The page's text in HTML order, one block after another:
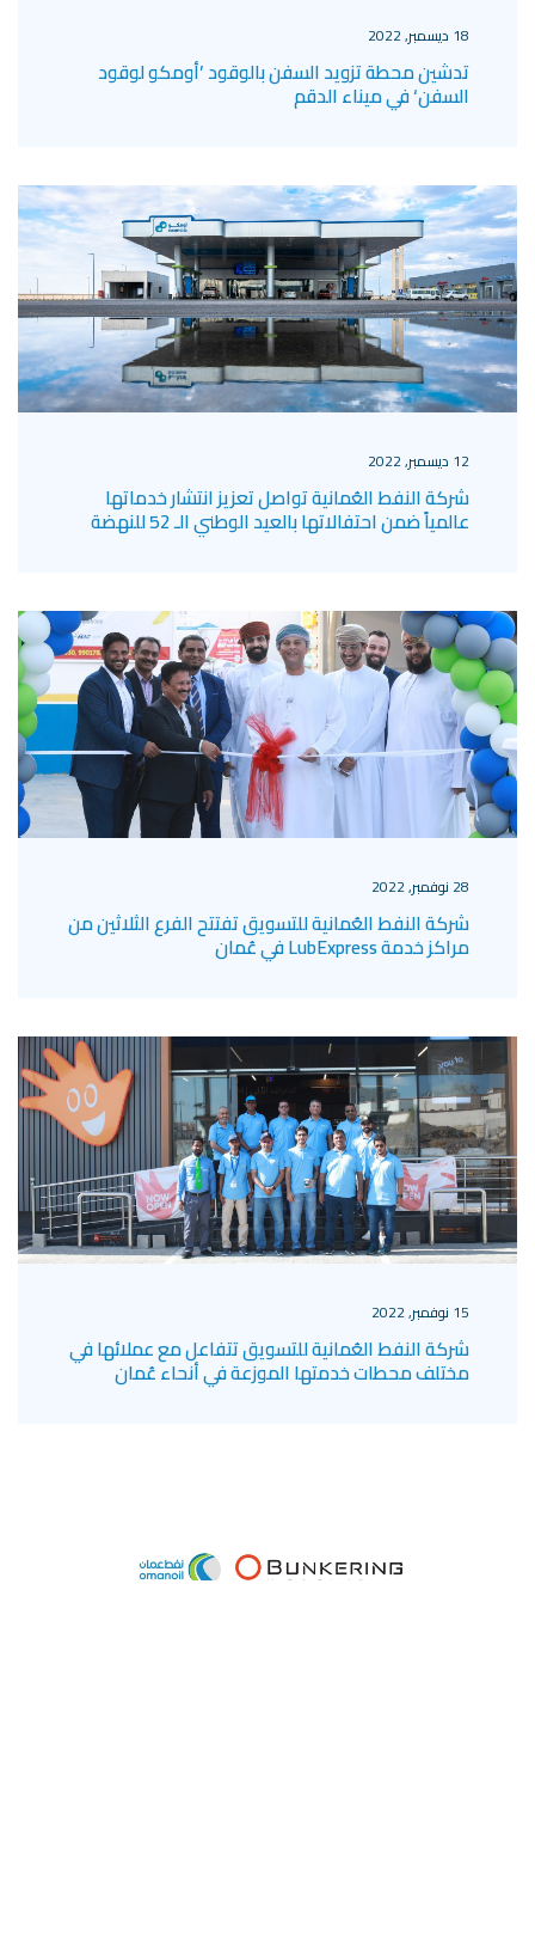
18 ديسمبر, 2022
تدشين محطة تزويد السفن بالوقود ’أومكو لوقود
السفن‘ في ميناء الدقم
12 ديسمبر, 2022
شركة النفط العُمانية تواصل تعزيز انتشار خدماتها
عالمياً ضمن احتفالاتها بالعيد الوطني الـ 52 للنهضة
28 نوفمبر, 2022
شركة النفط العُمانية للتسويق تفتتح الفرع الثلاثين من
مراكز خدمة LubExpress في عُمان
15 نوفمبر, 2022
شركة النفط العُمانية للتسويق تتفاعل مع عملائها في
مختلف محطات خدمتها الموزعة في أنحاء عُمان